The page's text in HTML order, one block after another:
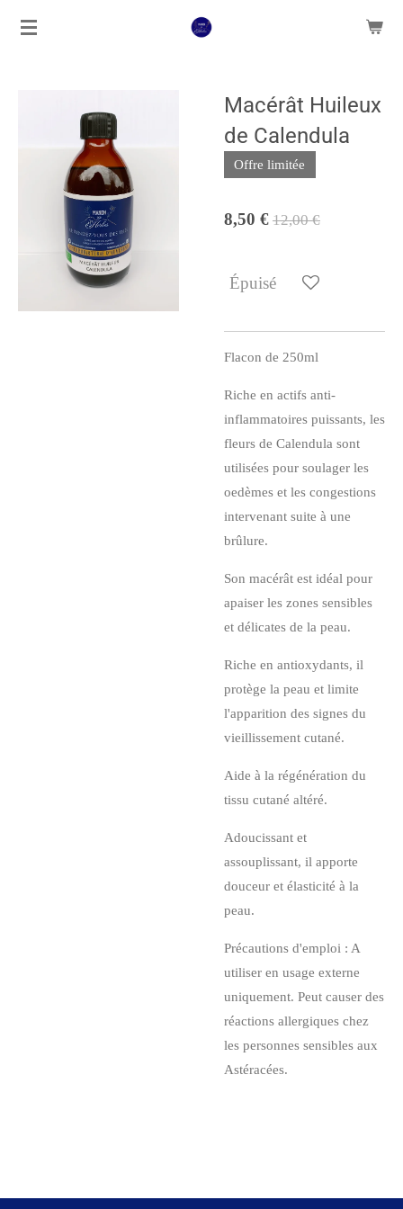
Passer
Macérât Huileux
de Calendula
Offre limitée
8,50 € 12,00 €
Épuisé
Flacon de 250ml
Riche en actifs anti-
inflammatoires puissants, les
fleurs de Calendula sont
utilisées pour soulager les
oedèmes et les congestions
intervenant suite à une
brûlure.
Son macérât est idéal pour
apaiser les zones sensibles
et délicates de la peau.
Riche en antioxydants, il
protège la peau et limite
l'apparition des signes du
vieillissement cutané.
Aide à la régénération du
tissu cutané altéré.
Adoucissant et
assouplissant, il apporte
douceur et élasticité à la
peau.
Précautions d'emploi : A
utiliser en usage externe
uniquement. Peut causer des
réactions allergiques chez
les personnes sensibles aux
Astéracées.